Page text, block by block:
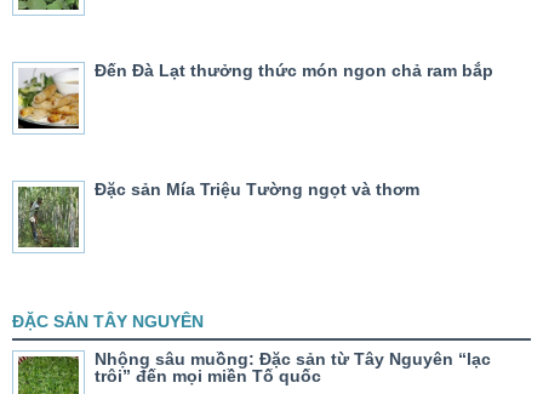
Đến Đà Lạt thưởng thức món ngon chả ram bắp
Đặc sản Mía Triệu Tường ngọt và thơm
ĐẶC SẢN TÂY NGUYÊN
Nhộng sâu muồng: Đặc sản từ Tây Nguyên “lạc
trôi” đến mọi miền Tố quốc